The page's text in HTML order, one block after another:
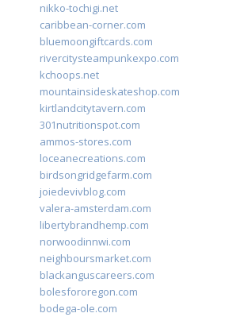
nikko-tochigi.net
caribbean-corner.com
bluemoongiftcards.com
rivercitysteampunkexpo.com
kchoops.net
mountainsideskateshop.com
kirtlandcitytavern.com
301nutritionspot.com
ammos-stores.com
loceanecreations.com
birdsongridgefarm.com
joiedevivblog.com
valera-amsterdam.com
libertybrandhemp.com
norwoodinnwi.com
neighboursmarket.com
blackanguscareers.com
bolesfororegon.com
bodega-ole.com